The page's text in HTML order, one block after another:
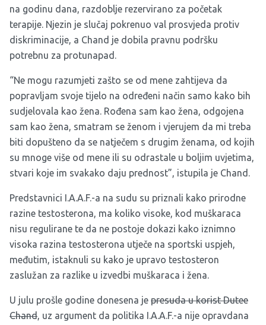
na godinu dana, razdoblje rezervirano za početak
terapije. Njezin je slučaj pokrenuo val prosvjeda protiv
diskriminacije, a Chand je dobila pravnu podršku
potrebnu za protunapad.
“Ne mogu razumjeti zašto se od mene zahtijeva da
popravljam svoje tijelo na određeni način samo kako bih
sudjelovala kao žena. Rođena sam kao žena, odgojena
sam kao žena, smatram se ženom i vjerujem da mi treba
biti dopušteno da se natječem s drugim ženama, od kojih
su mnoge više od mene ili su odrastale u boljim uvjetima,
stvari koje im svakako daju prednost”, istupila je Chand.
Predstavnici I.A.A.F.-a na sudu su priznali kako prirodne
razine testosterona, ma koliko visoke, kod muškaraca
nisu regulirane te da ne postoje dokazi kako iznimno
visoka razina testosterona utječe na sportski uspjeh,
međutim, istaknuli su kako je upravo testosteron
zaslužan za razlike u izvedbi muškaraca i žena.
U julu prošle godine donesena je presuda u korist Dutee
Chand, uz argument da politika I.A.A.F.-a nije opravdana